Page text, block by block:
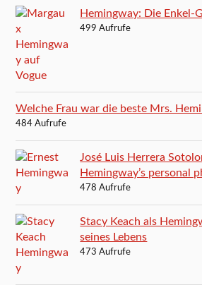
Hemingway: Die Enkel-
499 Aufrufe
Welche Frau war die beste Mrs.
484 Aufrufe
José Luis Herrera
Hemingway’s personal
478 Aufrufe
Stacy Keach als
seines Lebens
473 Aufrufe